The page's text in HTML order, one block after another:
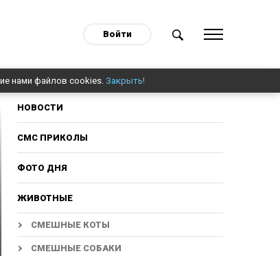
Войти
нами файлов cookies. Закрыть!
НОВОСТИ
СМС ПРИКОЛЫ
ФОТО ДНЯ
ЖИВОТНЫЕ
СМЕШНЫЕ КОТЫ
СМЕШНЫЕ СОБАКИ